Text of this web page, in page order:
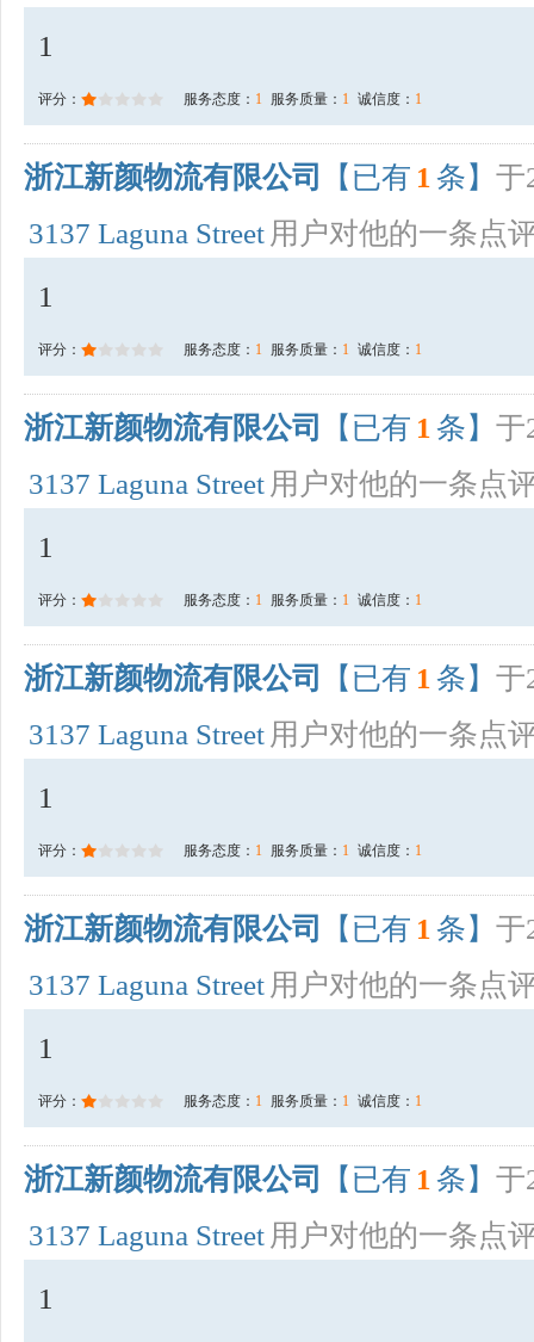
1
评分： 服务态度： 1 服务质量： 1 诚信度： 1
浙江新颜物流有限公司 【已有 1 条】 于
3137 Laguna Street 用户对他的一条点
1
评分： 服务态度： 1 服务质量： 1 诚信度： 1
浙江新颜物流有限公司 【已有 1 条】 于
3137 Laguna Street 用户对他的一条点
1
评分： 服务态度： 1 服务质量： 1 诚信度： 1
浙江新颜物流有限公司 【已有 1 条】 于
3137 Laguna Street 用户对他的一条点
1
评分： 服务态度： 1 服务质量： 1 诚信度： 1
浙江新颜物流有限公司 【已有 1 条】 于
3137 Laguna Street 用户对他的一条点
1
评分： 服务态度： 1 服务质量： 1 诚信度： 1
浙江新颜物流有限公司 【已有 1 条】 于
3137 Laguna Street 用户对他的一条点
1